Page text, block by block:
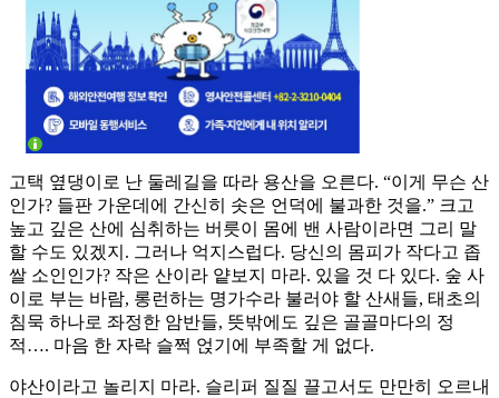
고택 옆댕이로 난 둘레길을 따라 용산을 오른다. “이게 무슨 산
인가? 들판 가운데에 간신히 솟은 언덕에 불과한 것을.” 크고
높고 깊은 산에 심취하는 버릇이 몸에 밴 사람이라면 그리 말
할 수도 있겠지. 그러나 억지스럽다. 당신의 몸피가 작다고 좁
쌀 소인인가? 작은 산이라 얕보지 마라. 있을 것 다 있다. 숲 사
이로 부는 바람, 롱런하는 명가수라 불러야 할 산새들, 태초의
침묵 하나로 좌정한 암반들, 뜻밖에도 깊은 골골마다의 정
적…. 마음 한 자락 슬쩍 얹기에 부족할 게 없다.
야산이라고 놀리지 마라. 슬리퍼 질질 끌고서도 만만히 오르내